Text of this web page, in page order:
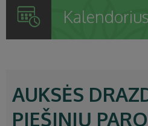
Kalendorius
AUKSĖS
PIEŠINIŲ